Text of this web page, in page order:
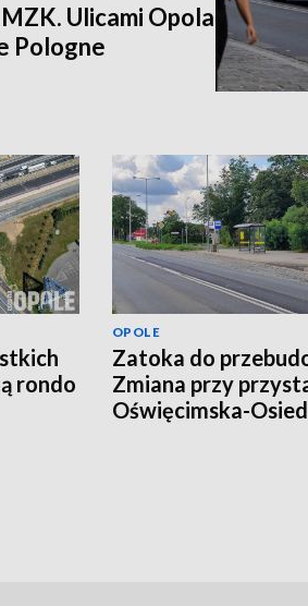
Ulicami Opola
Pologne
rondo
OPOLE
Zatoka do
Zmiana przy
Oświęcimska-